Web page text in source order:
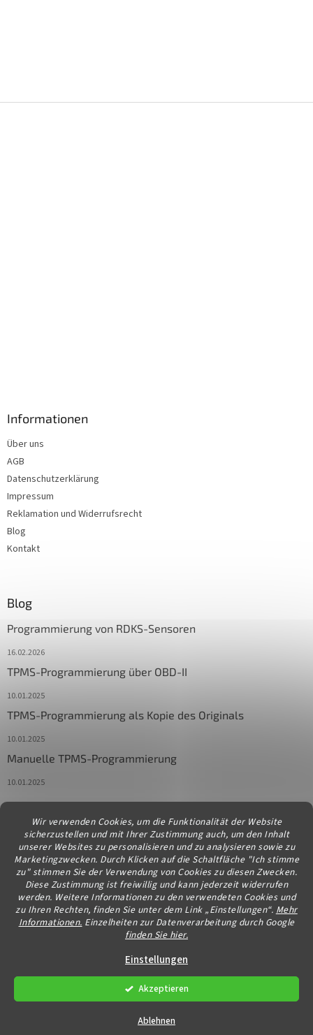
Wir verwenden Cookies, um die Funktionalität der Website
sicherzustellen und mit Ihrer Zustimmung auch, um den Inhalt
unserer Websites zu personalisieren und zu analysieren sowie zu
Marketingzwecken. Durch Klicken auf die Schaltfläche "Ich stimme
zu" stimmen Sie der Verwendung von Cookies zu diesen Zwecken.
Diese Zustimmung ist freiwillig und kann jederzeit widerrufen
werden. Weitere Informationen zu den verwendeten Cookies und
zu Ihren Rechten, finden Sie unter dem Link „Einstellungen“. Mehr
Informationen. Einzelheiten zur Datenverarbeitung durch Google
finden Sie hier.
Einstellungen
Ablehnen
Akzeptieren
Informationen
Über uns
AGB
Datenschutzerklärung
Impressum
Reklamation und Widerrufsrecht
Blog
Kontakt
Blog
Programmierung von RDKS-Sensoren
16.02.2026
TPMS-Programmierung über OBD-II
10.01.2025
TPMS-Programmierung als Kopie des Originals
10.01.2025
Manuelle TPMS-Programmierung
10.01.2025
Kontakt
info@diagstore.at
Erstellt von Shoptet
Copyright 2026diagstore.at. Alle Rechte vorbehalten.Cookie-
Einstellungen ändern